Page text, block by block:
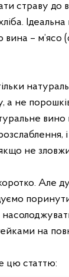
страву до
вина – м’ясо
а не
вино
не
Але
на
цю статтю: